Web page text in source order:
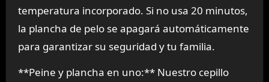
temperatura incorporado. Si no usa 20 minutos,
la plancha de pelo se apagará automáticamente
para garantizar su seguridad y tu familia.
**Peine y plancha en uno:** Nuestro cepillo